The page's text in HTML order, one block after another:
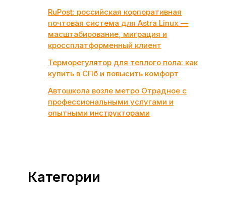
RuPost: российская корпоративная
почтовая система для Astra Linux —
масштабирование, миграция и
кроссплатформенный клиент
Терморегулятор для теплого пола: как
купить в СПб и повысить комфорт
Автошкола возле метро Отрадное с
профессиональными услугами и
опытными инструкторами
Категории